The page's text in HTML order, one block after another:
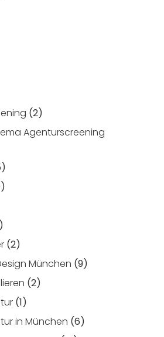
(2)
Agenturscreening
(2)
München (9)
(2)
(1)
in München (6)